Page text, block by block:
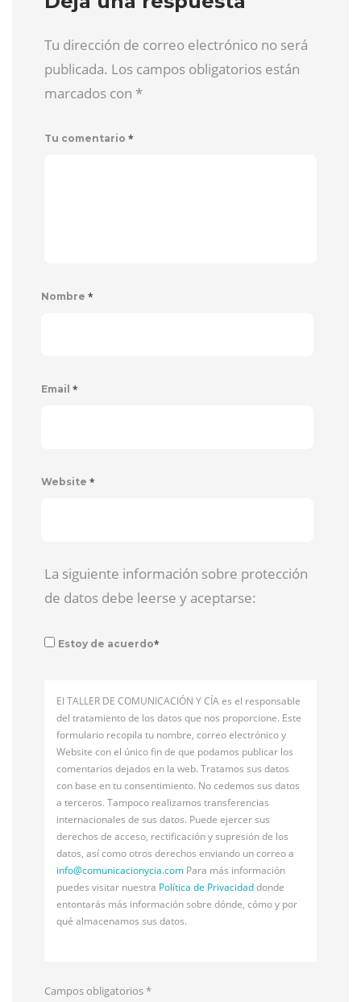
Tu dirección de correo electrónico no será
publicada. Los campos obligatorios están
marcados con *
Tu comentario *
Nombre *
Email *
Website *
La siguiente información sobre protección
de datos debe leerse y aceptarse:
Estoy de acuerdo*
El TALLER DE COMUNICACIÓN Y CÍA es el responsable
del tratamiento de los datos que nos proporcione. Este
formulario recopila tu nombre, correo electrónico y
Website con el único fin de que podamos publicar los
comentarios dejados en la web. Tratamos sus datos
con base en tu consentimiento. No cedemos sus datos
a terceros. Tampoco realizamos transferencias
internacionales de sus datos. Puede ejercer sus
derechos de acceso, rectificación y supresión de los
datos, así como otros derechos enviando un correo a
info@comunicacionycia.com Para más información
puedes visitar nuestra Política de Privacidaddonde
entontarás más información sobre dónde, cómo y por
qué almacenamos sus datos.
Campos obligatorios*